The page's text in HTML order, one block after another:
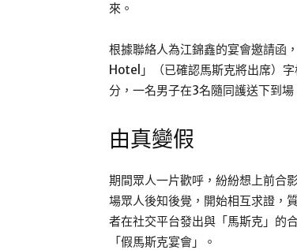
來。
根據聯絡人為江錦鑫的宴會邀請
Hotel」（已確認馬斯克將出席）
分，一名男子在3名隨同護送下到
由真變假
期間眾人一片歡呼，紛紛想上前合
場眾人後知後覺，開始相互求證，
者在社交平台發出與「馬斯克」的
「假馬斯克宴會」。